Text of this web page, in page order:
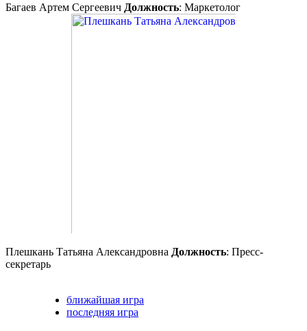
Багаев Артем Сергеевич Должность: Маркетолог
Плешкань Татьяна Александровна Должность: Пресс-
секретарь
ближайшая игра
последняя игра